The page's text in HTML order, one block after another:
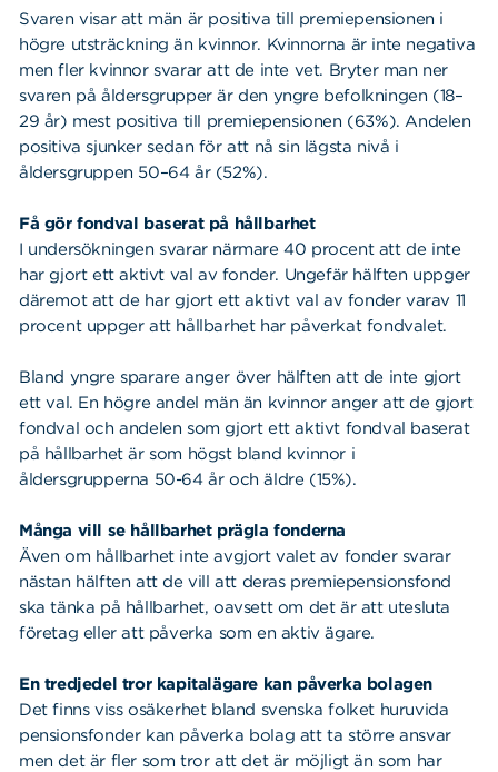
Svaren visar att män är positiva till premiepensionen i
högre utsträckning än kvinnor. Kvinnorna är inte negativa
men fler kvinnor svarar att de inte vet. Bryter man ner
svaren på åldersgrupper är den yngre befolkningen (18–
29 år) mest positiva till premiepensionen (63%). Andelen
positiva sjunker sedan för att nå sin lägsta nivå i
åldersgruppen 50–64 år (52%).
Få gör fondval baserat på hållbarhet
I undersökningen svarar närmare 40 procent att de inte
har gjort ett aktivt val av fonder. Ungefär hälften uppger
däremot att de har gjort ett aktivt val av fonder varav 11
procent uppger att hållbarhet har påverkat fondvalet.
Bland yngre sparare anger över hälften att de inte gjort
ett val. En högre andel män än kvinnor anger att de gjort
fondval och andelen som gjort ett aktivt fondval baserat
på hållbarhet är som högst bland kvinnor i
åldersgrupperna 50-64 år och äldre (15%).
Många vill se hållbarhet prägla fonderna
Även om hållbarhet inte avgjort valet av fonder svarar
nästan hälften att de vill att deras premiepensionsfond
ska tänka på hållbarhet, oavsett om det är att utesluta
företag eller att påverka som en aktiv ägare.
En tredjedel tror kapitalägare kan påverka bolagen
Det finns viss osäkerhet bland svenska folket huruvida
pensionsfonder kan påverka bolag att ta större ansvar
men det är fler som tror att det är möjligt än som har